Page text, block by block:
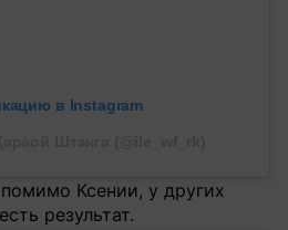
в Instagram
Ксении, у других
результат.